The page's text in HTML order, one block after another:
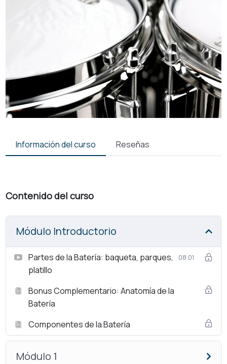
Información del curso Reseñas
Contenido del curso
Módulo Introductorio
Partes de la Batería: baqueta, parques,
platillo
08:01
Bonus Complementario: Anatomía de la
Batería
Componentes de la Batería
Módulo 1